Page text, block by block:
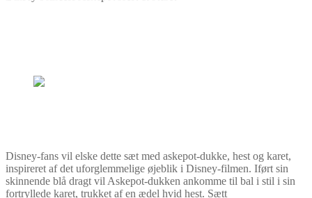
Disney-fans vil elske dette sæt med askepot-dukke, hest og karet,
inspireret af det uforglemmelige øjeblik i Disney-filmen. Iført sin
skinnende blå dragt vil Askepot-dukken ankomme til bal i stil i sin
fortryllede karet, trukket af en ædel hvid hest. Sætt